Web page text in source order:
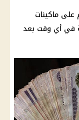
على ماكينات
في أي وقت بعد